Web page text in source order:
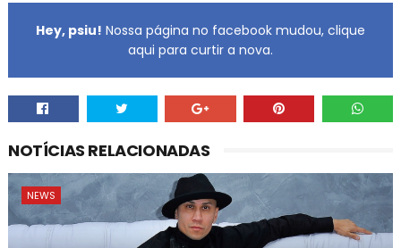
Hey, psiu! Nossa página no facebook mudou, clique
aqui para curtir a nova.
NOTÍCIAS RELACIONADAS
NEWS